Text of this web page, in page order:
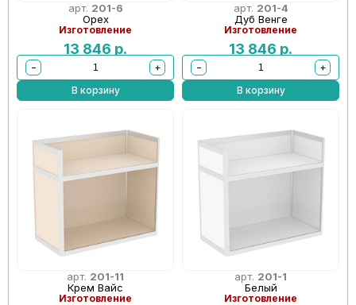
арт. 201-6
Орех
Изготовление
13 846 р.
−
+
В корзину
арт. 201-4
Дуб Венге
Изготовление
13 846 р.
−
+
В корзину
арт. 201-11
Крем Вайс
Изготовление
арт. 201-1
Белый
Изготовление